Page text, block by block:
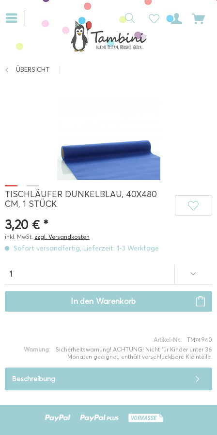
ÜBERSICHT
TISCHLÄUFER DUNKELBLAU, 40X480
CM, 1 STÜCK
3,20 € *
inkl. MwSt. zzgl. Versandkosten
Sofort versandfertig, Lieferzeit: 1-3 Werktage
In den Warenkorb
Artikel-Nr.:
TM74940
Warnung:
Sicherheitswarnung! ACHTUNG! Nicht für Kinder unter 36
Monaten geeignet, enthält verschluckbare Kleinteile.
Beschreibung